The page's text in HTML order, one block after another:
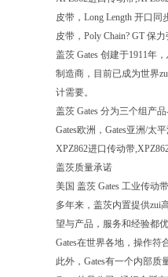
皮带，Long Length 开口同
皮带，Poly Chain? GT 保
盖茨 Gates 创建于1911年
制造商，目前已成为世界
计需要。
盖茨 Gates 分为三个组产
Gates欧洲，Gates亚洲/太
XPZ862进口传动带
盖茨质量承诺
美国 盖茨 Gates 工业传动
多年来，盖茨内置提供zui
望与产品，服务和经验都
Gates在世界各地，操作符
此外，Gates有一个内部